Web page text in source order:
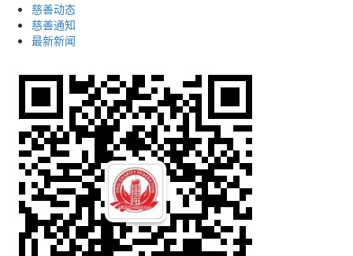
慈善动态
慈善通知
最新新闻